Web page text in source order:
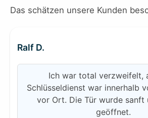
Das schätzen unsere Kunden
Ralf D.
Ich war total verzweifelt,
Schlüsseldienst war innerhalb
vor Ort. Die Tür wurde sanft
geöffnet.